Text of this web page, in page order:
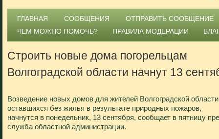
ГЛАВНАЯ СООБЩЕНИЯ
ОТПРАВИТЬ СООБЩЕНИЕ
ЧЕМ МОЖНО ПОМОЧЬ?
ПРАВИЛА МОДЕРАЦИИ
Строить новые дома погорельцам
Волгоградской области начнут 13
Возведение новых домов для жителей Волгоградской
оставшихся без жилья в результате природных пожаров,
начнутся в понедельник, 13 сентября, сообщает в пятницу
служба областной администрации.